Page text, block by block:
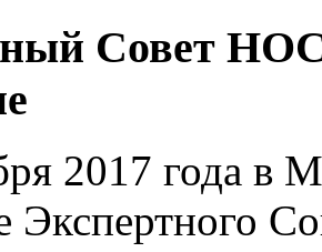
Совет
2017 года в
Экспертного